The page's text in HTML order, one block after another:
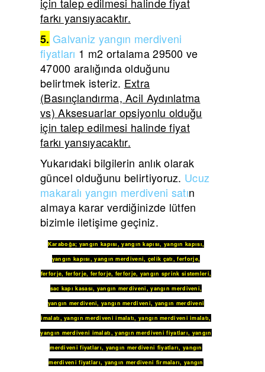
farkı yansıyacaktır.
5. Galvaniz yangın merdiveni
fiyatları 1 m2 ortalama 29500 ve
47000 aralığında olduğunu
belirtmek isteriz. Extra
(Basınçlandırma, Acil Aydınlatma
vs) Aksesuarlar opsiyonlu olduğu
için talep edilmesi halinde fiyat
farkı yansıyacaktır.
Yukarıdaki bilgilerin anlık olarak
güncel olduğunu belirtiyoruz. Ucuz
makaralı yangın merdiveni satın
almaya karar verdiğinizde lütfen
bizimle iletişime geçiniz.
Karaboğa; yangın kapısı,yangın kapısı, yangın kapısı,
yangın kapısı,yangın merdiveni, çelik çatı,ferforje,
ferforje, ferforje, ferforje, ferforje, yangın sprink sistemleri,
sac kapı kasası, yangın merdiveni,yangın merdiveni,
yangın merdiveni,yangın merdiveni, yangın merdiveni
imalatı,yangın merdiveni imalatı, yangın merdiveni imalatı,
yangın merdiveni imalatı,yangın merdiveni fiyatları, yangın
merdiveni fiyatları, yangın merdiveni fiyatları, yangın
merdiveni fiyatları, yangın merdiveni firmaları, yangın